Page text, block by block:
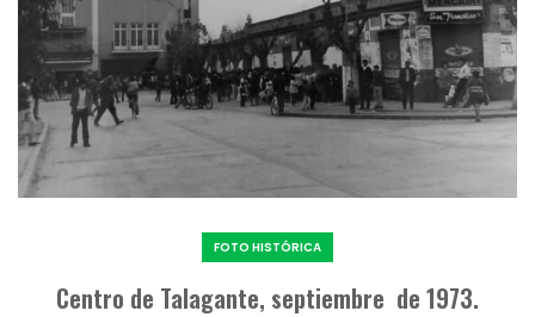
FOTO HISTÓRICA
Centro de Talagante, septiembre de 1973.